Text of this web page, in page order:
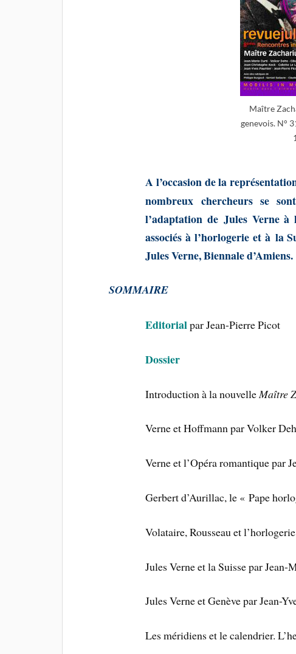
Maître
genevois. N°
A l’occasion de la
nombreux chercheurs se
l’adaptation de Jules Verne à
associés à l’horlogerie et à la
Jules Verne, Biennale d’Amiens.
SOMMAIRE
EditorialparJean-Pierre Picot
Dossier
Introduction à la nouvelle Maître
Verne et Hoffmann par Volker
Verne et l’Opéra romantique par
Gerbert d’Aurillac, le « Pape
Volataire, Rousseau et
Jules Verne et la Suisse par
Jules Verne et Genève par Jean-
Les méridiens et le calendrier.